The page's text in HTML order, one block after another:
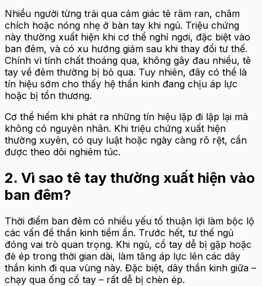
Nhiều người từng trải qua cảm giác tê râm ran, châm
chích hoặc nóng nhẹ ở bàn tay khi ngủ. Triệu chứng
này thường xuất hiện khi cơ thể nghỉ ngơi, đặc biệt vào
ban đêm, và có xu hướng giảm sau khi thay đổi tư thế.
Chính vì tính chất thoáng qua, không gây đau nhiều, tê
tay về đêm thường bị bỏ qua. Tuy nhiên, đây có thể là
tín hiệu sớm cho thấy hệ thần kinh đang chịu áp lực
hoặc bị tổn thương.
Cơ thể hiếm khi phát ra những tín hiệu lặp đi lặp lại mà
không có nguyên nhân. Khi triệu chứng xuất hiện
thường xuyên, có quy luật hoặc ngày càng rõ rệt, cần
được theo dõi nghiêm túc.
2. Vì sao tê tay thường xuất hiện vào
ban đêm?
Thời điểm ban đêm có nhiều yếu tố thuận lợi làm bộc lộ
các vấn đề thần kinh tiềm ẩn. Trước hết, tư thế ngủ
đóng vai trò quan trọng. Khi ngủ, cổ tay dễ bị gập hoặc
đè ép trong thời gian dài, làm tăng áp lực lên các dây
thần kinh đi qua vùng này. Đặc biệt, dây thần kinh giữa –
chạy qua ống cổ tay – rất dễ bị chèn ép.